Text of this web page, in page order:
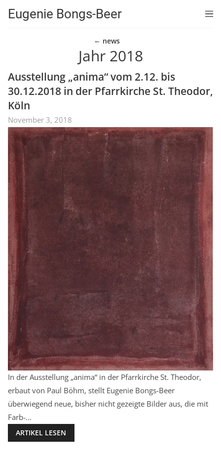
Eugenie Bongs-Beer
news
Jahr 2018
Ausstellung „anima“ vom 2.12. bis
30.12.2018 in der Pfarrkirche St. Theodor,
Köln
November 3, 2018
In der Ausstellung „anima“ in der Pfarrkirche St. Theodor,
erbaut von Paul Böhm, stellt Eugenie Bongs-Beer
überwiegend neue, bisher nicht gezeigte Bilder aus, die mit
Farb-...
ARTIKEL LESEN